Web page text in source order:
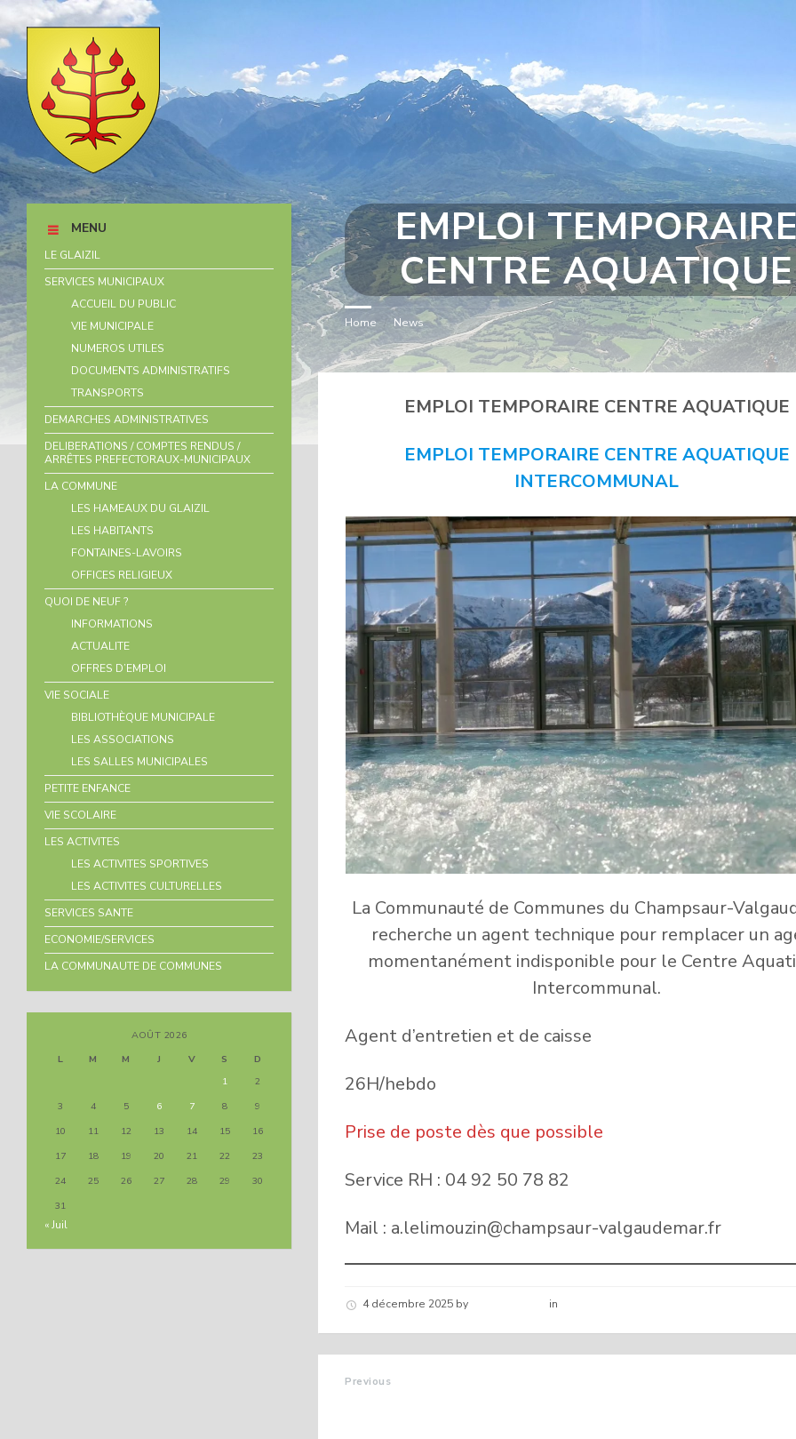
to
content
to
left
sidebar
to
right
sidebar
to
footer
EMPLOI
CENTRE AQUATIQUE
Home / News
EMPLOI TEMPORAIRE CENTRE AQUATIQUE
EMPLOI TEMPORAIRE CENTRE AQUATIQUE
INTERCOMMUNAL
La Communauté de Communes du Champsaur-
recherche un agent technique pour remplacer un
momentanément indisponible pour le Centre
Intercommunal.
Agent d’entretien et de caisse
26H/hebdo
Prise de poste dès que possible
Service RH : 04 92 50 78 82
Mail : a.lelimouzin@champsaur-valgaudemar.fr
4 décembre 2025 by in
Previous
MENU
LE GLAIZIL
SERVICES MUNICIPAUX
ACCUEIL DU PUBLIC
VIE MUNICIPALE
NUMEROS UTILES
DOCUMENTS ADMINISTRATIFS
TRANSPORTS
DEMARCHES ADMINISTRATIVES
DELIBERATIONS / COMPTES RENDUS /
ARRÊTES PREFECTORAUX-MUNICIPAUX
LA COMMUNE
LES HAMEAUX DU GLAIZIL
LES HABITANTS
FONTAINES-LAVOIRS
OFFICES RELIGIEUX
QUOI DE NEUF ?
INFORMATIONS
ACTUALITE
OFFRES D’EMPLOI
VIE SOCIALE
BIBLIOTHÈQUE MUNICIPALE
LES ASSOCIATIONS
LES SALLES MUNICIPALES
PETITE ENFANCE
VIE SCOLAIRE
LES ACTIVITES
LES ACTIVITES SPORTIVES
LES ACTIVITES CULTURELLES
SERVICES SANTE
ECONOMIE/SERVICES
LA COMMUNAUTE DE COMMUNES
AOÛT 2026
L
M M J V S
D
1
2
3
4 5 6 7 8
9
10
11 12 13 14 15
16
17
18 19 20 21 22
23
24
25 26 27 28 29
30
31
« Juil